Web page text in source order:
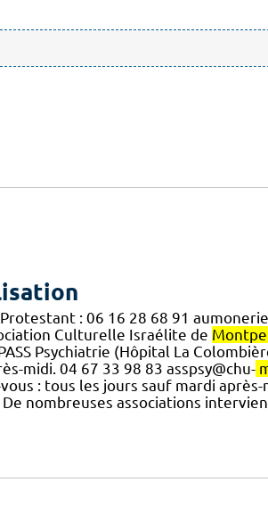
: 06 16 28 68 91
Culturelle Israélite de
Psychiatrie (Hôpital La
midi. 04 67 33 98 83 asspsy@chu-
: tous les jours sauf mardi
De nombreuses associations